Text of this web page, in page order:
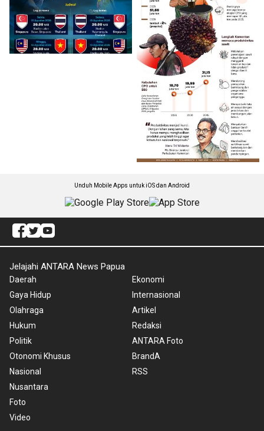
Unduh Mobile Apps untuk iOS dan Android
Jelajahi ANTARA News Papua
Daerah
Gaya Hidup
Olahraga
Hukum
Politik
Otonomi Khusus
Nasional
Nusantara
Foto
Video
Ekonomi
Internasional
Artikel
Redaksi
ANTARA Foto
BrandA
RSS